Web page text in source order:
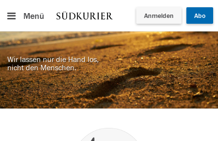
Menü Anmelden Abo
Wir lassen nur die Hand los,
nicht den Menschen.